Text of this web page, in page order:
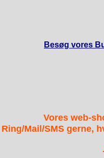
Besøg vores
Vores web-
Ring/Mail/SMS gerne,